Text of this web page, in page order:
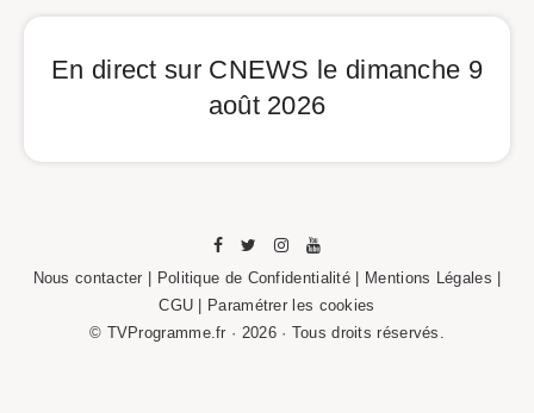
En direct sur CNEWS le dimanche 9
août 2026
Nous contacter Politique de Confidentialité Mentions Légales
CGU |
Paramétrer les cookies
© TVProgramme.fr · 2026 · Tous droits réservés.